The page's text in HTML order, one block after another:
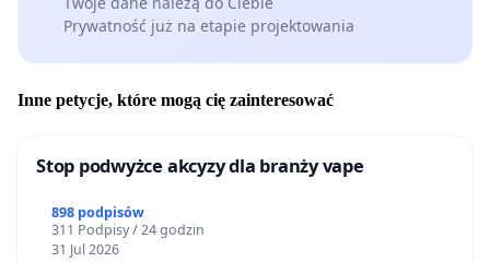
Prywatność już na etapie projektowania
Inne petycje, które mogą cię zainteresować
Stop podwyżce akcyzy dla branży vape
898 podpisów
311 Podpisy / 24 godzin
31 Jul 2026